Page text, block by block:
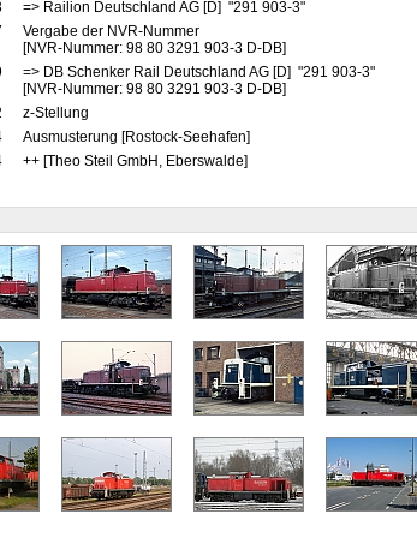
=> Railion Deutschland AG [D] "291 903-3"
Vergabe der NVR-Nummer
[NVR-Nummer: 98 80 3291 903-3 D-DB]
=> DB Schenker Rail Deutschland AG [D] "291 903-3"
[NVR-Nummer: 98 80 3291 903-3 D-DB]
z-Stellung
Ausmusterung [Rostock-Seehafen]
++ [Theo Steil GmbH, Eberswalde]